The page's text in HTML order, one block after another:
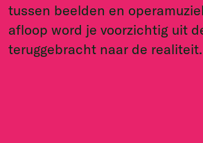
tussen beelden en
afloop word je voorzichtig uit
teruggebracht naar de realiteit.